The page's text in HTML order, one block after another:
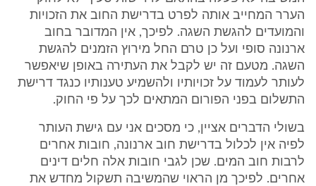
הערר המחייב אותה לפרט בדרישת החוב את הזכויות
והמועדים להגשת השגה. לפיכך, אין המדובר בחוב
ארנונה סופי ועל כן טרם החל מירוץ הזמנים להגשת
השגה. מטעם זה יש לקבל את העתירה באופן שיאפשר
לעותר לעמוד על זכויותיו ולהשמיע טענותיו כנגד דרישת
התשלום בפני הפורום המתאים לכך על פי החוק.
בשולי הדברים אציין, כי מסכים אני עם גישת העותר
לפיה אין לכלול בדרישת חוב ארנונה, חובות אחרים
לרבות חוב המים. שכן לגבי חובות אלה חלים דינים
אחרים. לפיכך מן הראוי שהמשיבה תשקול מחדש את